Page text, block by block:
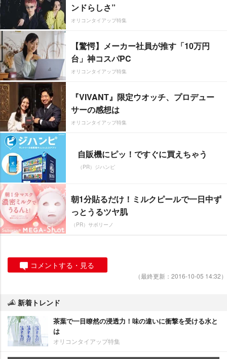
ンドらしさ”
オリコンタイアップ特集
【驚愕】メーカー社員が推す「10万円
台」神コスパPC
オリコンタイアップ特集
『VIVANT』限定ウオッチ、プロデュー
サーの感想は
オリコンタイアップ特集
自販機にピッ！ですぐに買えちゃう
（PR）ジハンピ
朝1分貼るだけ！ミルクピールで一日中ず
っとうるツヤ肌
（PR）サボリーノ
コメントする・見る
（最終更新：2016-10-05 14:32）
新着トレンド
茶葉で一目瞭然の浸透力！味の違いに衝撃を受ける水と
は
オリコンタイアップ特集